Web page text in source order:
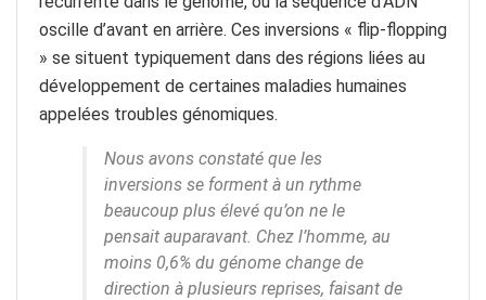
oscille d’avant en arrière. Ces inversions « flip-flopping
» se situent typiquement dans des régions liées au
développement de certaines maladies humaines
appelées troubles génomiques.
Nous avons constaté que les
inversions se forment à un rythme
beaucoup plus élevé qu’on ne le
pensait auparavant. Chez l’homme, au
moins 0,6% du génome change de
direction à plusieurs reprises, faisant de